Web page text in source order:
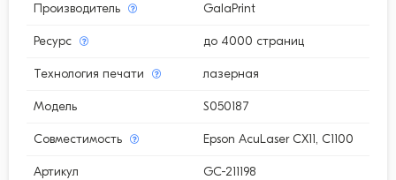
Производитель GalaPrint
Ресурс до 4000 страниц
Технология печати лазерная
Модель S050187
Совместимость Epson AcuLaser CX11, C1100
Артикул GC-211198